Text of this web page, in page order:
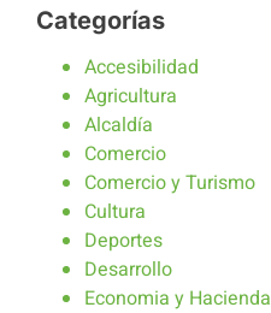
Categorías
Accesibilidad
Agricultura
Alcaldía
Comercio
Comercio y Turismo
Cultura
Deportes
Desarrollo
Economia y Hacienda